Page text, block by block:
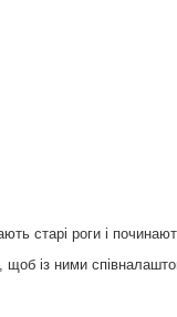
старі роги і
щоб із ними